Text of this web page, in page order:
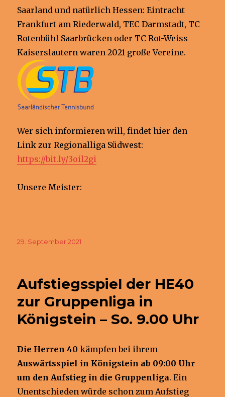
Saarland und natürlich Hessen: Eintracht
Frankfurt am Riederwald, TEC Darmstadt, TC
Rotenbühl Saarbrücken oder TC Rot-Weiss
Kaiserslautern waren 2021 große Vereine.
Wer sich informieren will, findet hier den
Link zur Regionalliga Südwest:
https://bit.ly/3oil2gi
Unsere Meister:
Veröffentlicht
29. September 2021
Aufstiegsspiel der HE40
zur Gruppenliga in
Königstein – So. 9.00 Uhr
Die Herren 40 kämpfen bei ihrem
Auswärtsspiel in Königstein ab 09:00 Uhr
um den Aufstieg in die Gruppenliga. Ein
Unentschieden würde schon zum Aufstieg